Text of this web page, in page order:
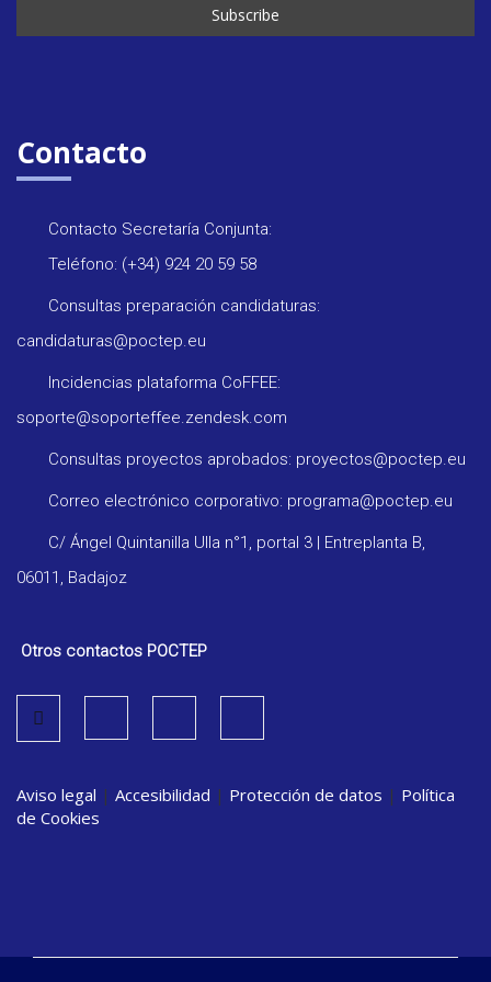
Contacto
Contacto Secretaría Conjunta:
Teléfono: (+34) 924 20 59 58
Consultas preparación candidaturas:
candidaturas@poctep.eu
Incidencias plataforma CoFFEE:
soporte@soporteffee.zendesk.com
Consultas proyectos aprobados: proyectos@poctep.eu
Correo electrónico corporativo: programa@poctep.eu
C/ Ángel Quintanilla Ulla n°1, portal 3 | Entreplanta B,
06011, Badajoz
Otros contactos POCTEP
Aviso legal | Accesibilidad | Protección de datos | Política
de Cookies